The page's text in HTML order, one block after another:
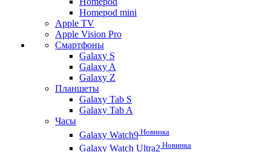
Homepod mini
Apple TV
Apple Vision Pro
Смартфоны
Galaxy S
Galaxy A
Galaxy Z
Планшеты
Galaxy Tab S
Galaxy Tab A
Часы
Galaxy Watch9 Новинка
Galaxy Watch Ultra2 Новинка